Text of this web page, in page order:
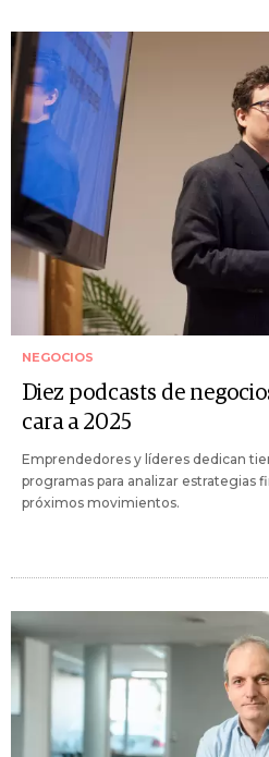
NEGOCIOS
Diez podcasts de
cara a 2025
Emprendedores y líderes dedican
programas para analizar estrategias
próximos movimientos.